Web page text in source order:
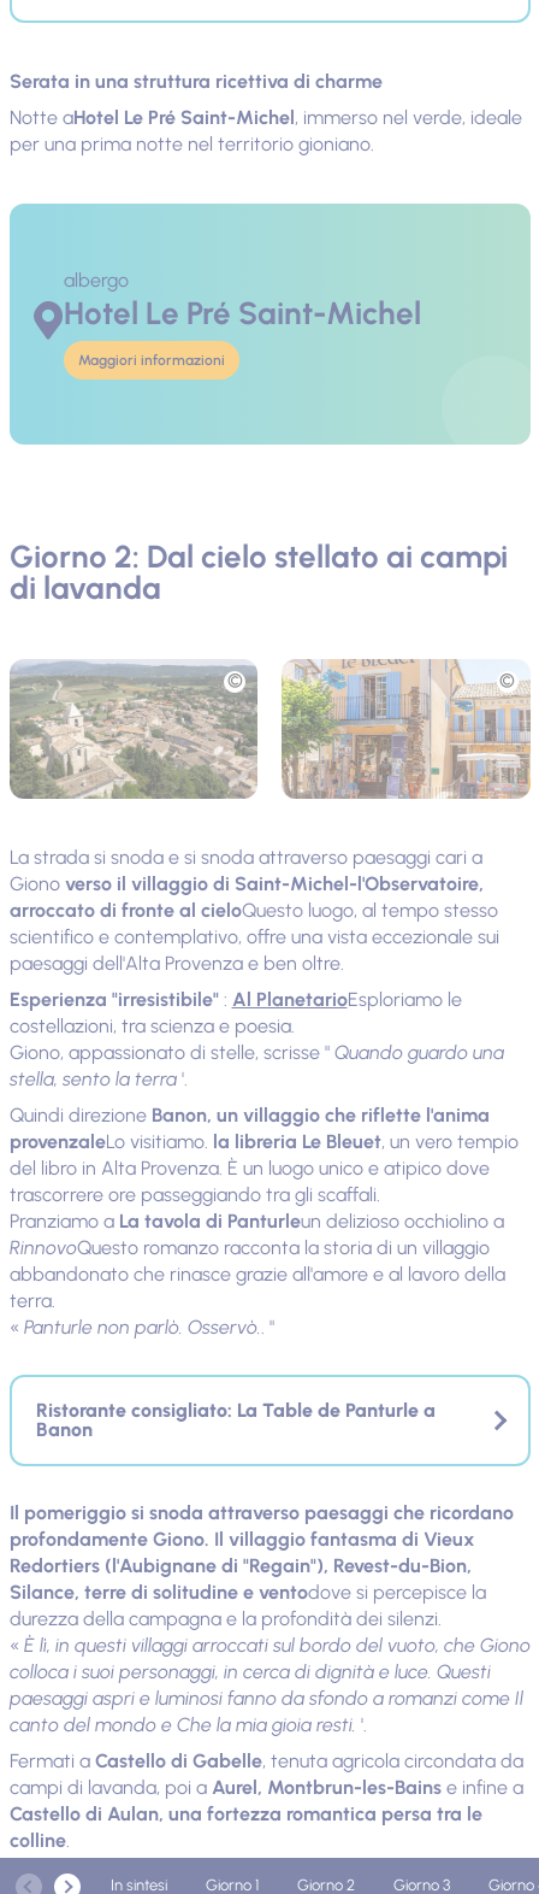
Serata in una struttura ricettiva di charme
Notte aHotel Le Pré Saint-Michel, immerso nel verde, ideale
per una prima notte nel territorio gioniano.
Hotel Le Pré Saint-Michel
albergo
Maggiori informazioni
Giorno 2: Dal cielo stellato ai campi
di lavanda
Foto Foto
La strada si snoda e si snoda attraverso paesaggi cari a
Giono verso il villaggio di Saint-Michel-l'Observatoire,
arroccato di fronte al cieloQuesto luogo, al tempo stesso
scientifico e contemplativo, offre una vista eccezionale sui
paesaggi dell'Alta Provenza e ben oltre.
Esperienza "irresistibile": Al PlanetarioEsploriamo le
costellazioni, tra scienza e poesia.
Giono, appassionato di stelle, scrisse " Quando guardo una
stella, sento la terra'.
Quindi direzione Banon, un villaggio che riflette l'anima
provenzaleLo visitiamo. la libreria Le Bleuet, un vero tempio
del libro in Alta Provenza. È un luogo unico e atipico dove
trascorrere ore passeggiando tra gli scaffali.
Pranziamo a La tavola di Panturleun delizioso occhiolino a
RinnovoQuesto romanzo racconta la storia di un villaggio
abbandonato che rinasce grazie all'amore e al lavoro della
terra.
« Panturle non parlò. Osservò.. "
Ristorante consigliato: La Table de Panturle a
Banon
Il pomeriggio si snoda attraverso paesaggi che ricordano
profondamente Giono. Il villaggio fantasma di Vieux
Redortiers (l'Aubignane di "Regain"), Revest-du-Bion,
Silance, terre di solitudine e ventodove si percepisce la
durezza della campagna e la profondità dei silenzi.
« È lì, in questi villaggi arroccati sul bordo del vuoto, che Giono
colloca i suoi personaggi, in cerca di dignità e luce. Questi
paesaggi aspri e luminosi fanno da sfondo a romanzi come Il
canto del mondo e Che la mia gioia resti. '.
Fermati a Castello di Gabelle, tenuta agricola circondata da
campi di lavanda, poi a Aurel, Montbrun-les-Bainse infine a
Castello di Aulan, una fortezza romantica persa tra le
colline.
In sintesi Giorno 1 Giorno 2 Giorno 3 Giorno